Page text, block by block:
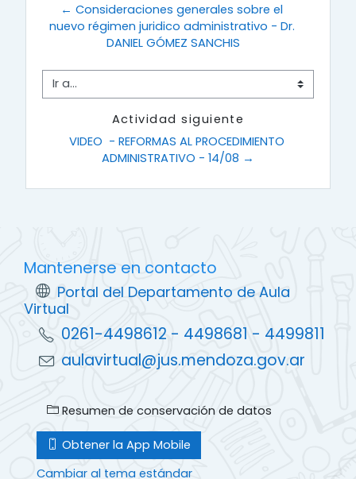
← Consideraciones generales sobre el
nuevo régimen juridico administrativo - Dr.
DANIEL GÓMEZ SANCHIS
Ir a...
Actividad siguiente
VIDEO  - REFORMAS AL PROCEDIMIENTO
ADMINISTRATIVO - 14/08 →
Mantenerse en contacto
Portal del Departamento de Aula
Virtual
0261-4498612 - 4498681 - 4499811
aulavirtual@jus.mendoza.gov.ar
Resumen de conservación de datos
Obtener la App Mobile
Cambiar al tema estándar